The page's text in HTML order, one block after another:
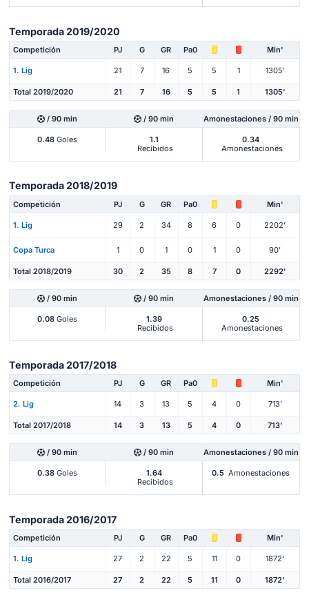
Temporada 2019/2020
Competición PJ G GR Pa0 Min'
1. Lig 21 7 16 5 5 1 1305'
Total 2019/2020 21 7 16 5 5 1 1305'
/ 90 min / 90 min Amonestaciones / 90 min
0.48 Goles
1.1
Recibidos
0.34
Amonestaciones
Temporada 2018/2019
Competición PJ G GR Pa0 Min'
1. Lig 29 2 34 8 6 0 2202'
Copa Turca 1 0 1 0 1 0 90'
Total 2018/2019 30 2 35 8 7 0 2292'
/ 90 min / 90 min Amonestaciones / 90 min
0.08 Goles
1.39
Recibidos
0.25
Amonestaciones
Temporada 2017/2018
Competición PJ G GR Pa0 Min'
2. Lig 14 3 13 5 4 0 713'
Total 2017/2018 14 3 13 5 4 0 713'
/ 90 min / 90 min Amonestaciones / 90 min
0.38 Goles
1.64
Recibidos
0.5 Amonestaciones
Temporada 2016/2017
Competición PJ G GR Pa0 Min'
1. Lig 27 2 22 5 11 0 1872'
Total 2016/2017 27 2 22 5 11 0 1872'